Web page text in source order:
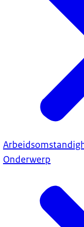
Onderwerp